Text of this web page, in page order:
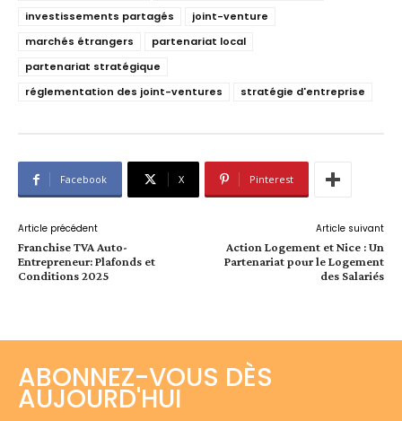
investissements partagés
joint-venture
marchés étrangers
partenariat local
partenariat stratégique
réglementation des joint-ventures
stratégie d'entreprise
Facebook X Pinterest
Article précédent
Franchise TVA Auto-
Entrepreneur: Plafonds et
Conditions 2025
Article suivant
Action Logement et Nice : Un
Partenariat pour le Logement
des Salariés
ABONNEZ-VOUS DÈS
AUJOURD'HUI